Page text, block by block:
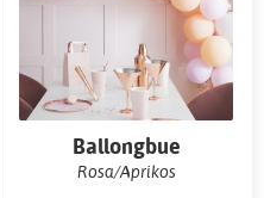
Ballongbue
Rosa/Aprikos